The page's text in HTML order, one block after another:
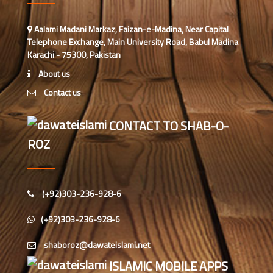
فیضانِ مدینہ فیصل آباد میں 3 دن کا
کورس، عاشقانِ رسول کی تربیت و
رہنمائی کی گئی
یوسی سکندر سنگھ والا، فیصل آباد کے
اسلامی بھائیوں کا مدنی مشورہ
فیصل آباد میں میڈیکل پروفیشنلز کے
درمیان ”مبلغ کورس“ کا انعقاد
فیضان مدینہ کراچی میں کورسز کرنے
والے اسلامی بھائیوں کے درمیان
سیشن کا اہتمام
عازمین حج کے لئے اسلام آباد میں ”حج
تربیتی سیشن“ کا انعقاد
Aalami Madani Markaz, Faizan-e-Madina, Near Capital
Telephone Exchange, Main University Road, Babul Madina
Karachi - 75300, Pakistan
About us
Contact us
CONTACT TO SHAB-O-
ROZ
(+92)303-236-928-6
(+92)303-236-928-6
ISLAMIC MOBILE APPS